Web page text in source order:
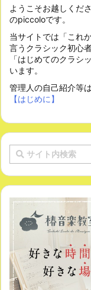
ようこそお越しくだ
のpiccoloです。
当サイトでは「これ
言うクラシック初心
「はじめてのクラシ
います。
管理人の自己紹介等
【はじめに】